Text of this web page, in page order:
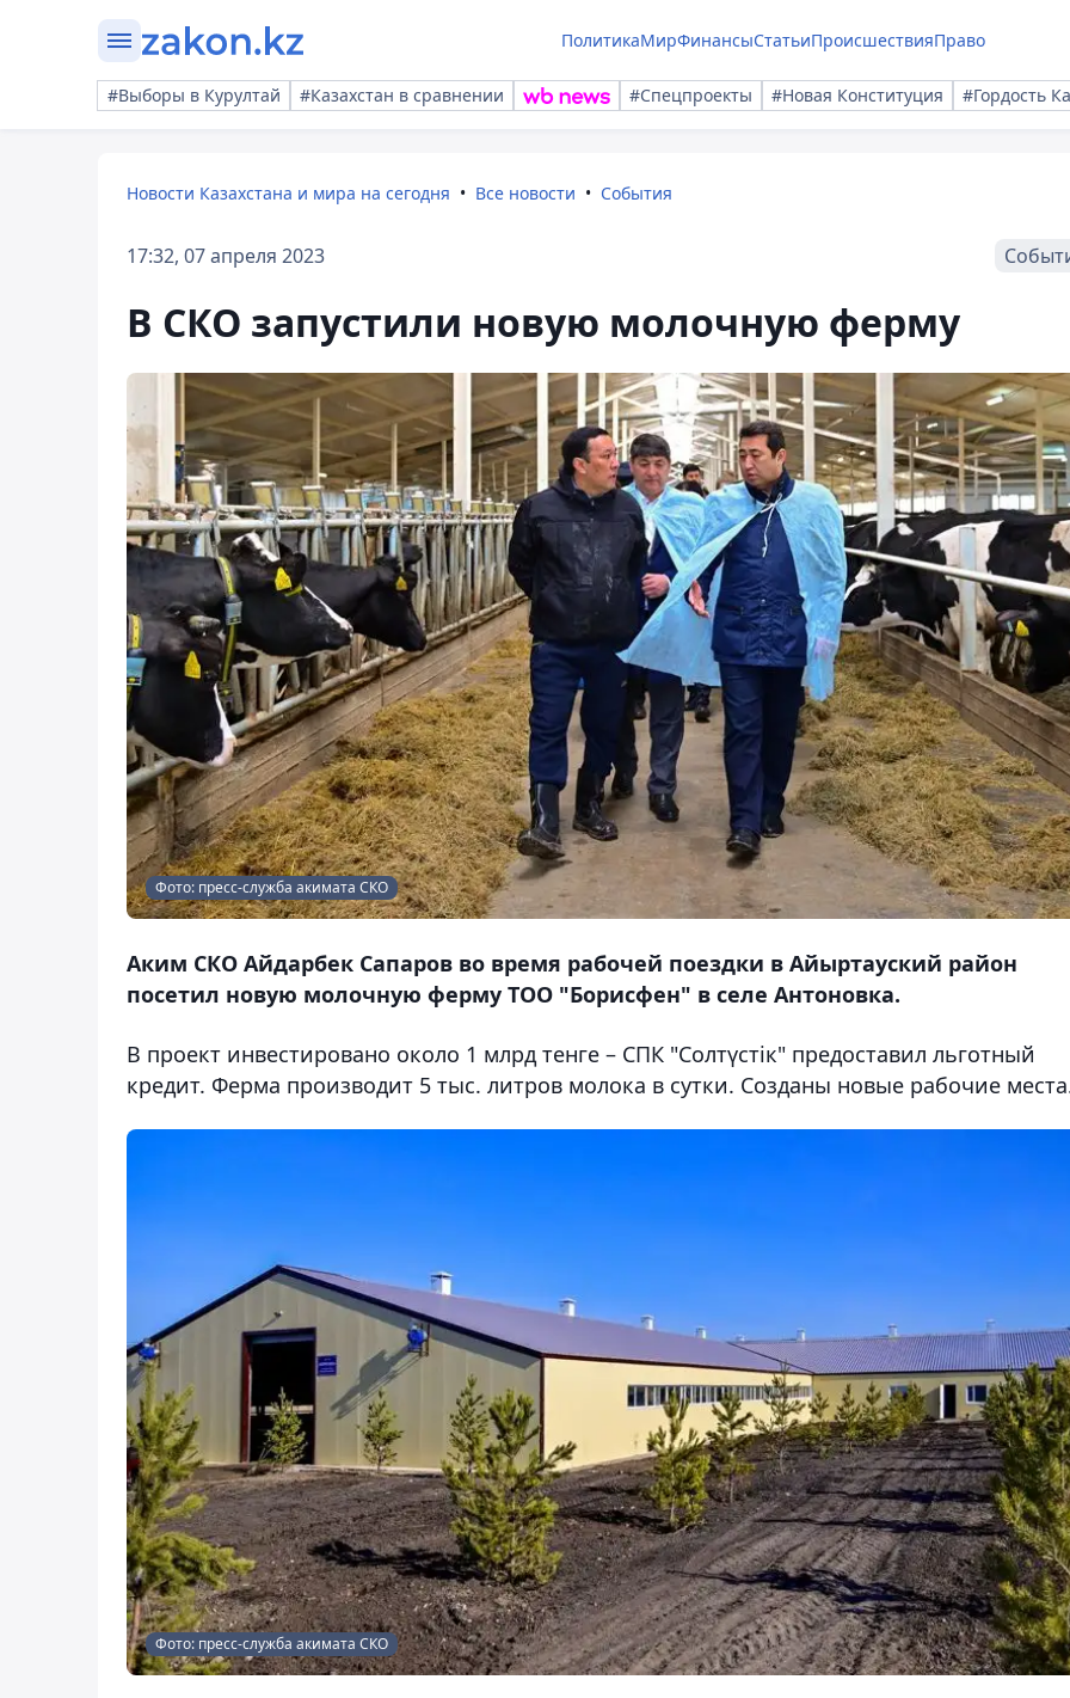
ПолитикаМирФинансыСтатьиПроисшествияПраво
#Выборы в Курултай #Казахстан в сравнении #Спецпроекты #Новая Конституция #Гордость
Новости Казахстана и мира на сегодня Все новости События
17:32, 07 апреля 2023
В СКО запустили новую молочную ферму
Фото: пресс-служба акимата СКО
Аким СКО Айдарбек Сапаров во время рабочей поездки в Айыртауский район
посетил новую молочную ферму ТОО "Борисфен" в селе Антоновка.
В проект инвестировано около 1 млрд тенге – СПК "Солтүстік" предоставил льготный
кредит. Ферма производит 5 тыс. литров молока в сутки. Созданы новые рабочие
Фото: пресс-служба акимата СКО